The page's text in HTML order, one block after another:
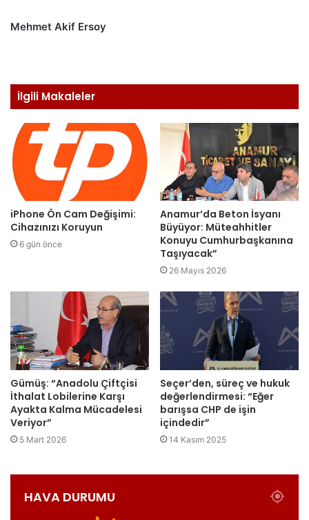
Mehmet Akif Ersoy
İlgili Makaleler
iPhone Ön Cam Değişimi:
Cihazınızı Koruyun
6 gün önce
Anamur’da Beton İsyanı
Büyüyor: Müteahhitler
Konuyu Cumhurbaşkanına
Taşıyacak”
26 Mayıs 2026
Gümüş: “Anadolu Çiftçisi
İthalat Lobilerine Karşı
Ayakta Kalma Mücadelesi
Veriyor”
5 Mart 2026
Seçer’den, süreç ve hukuk
değerlendirmesi: “Eğer
barışsa CHP de işin
içindedir”
14 Kasım 2025
HAVA DURUMU